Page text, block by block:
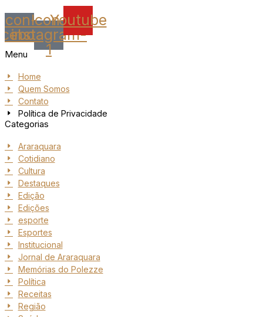
Icon-Icon-
instagram-
1
Youtube
Menu
Home
Quem Somos
Contato
Política de Privacidade
Categorias
Araraquara
Cotidiano
Cultura
Destaques
Edição
Edições
esporte
Esportes
Institucional
Jornal de Araraquara
Memórias do Polezze
Política
Receitas
Região